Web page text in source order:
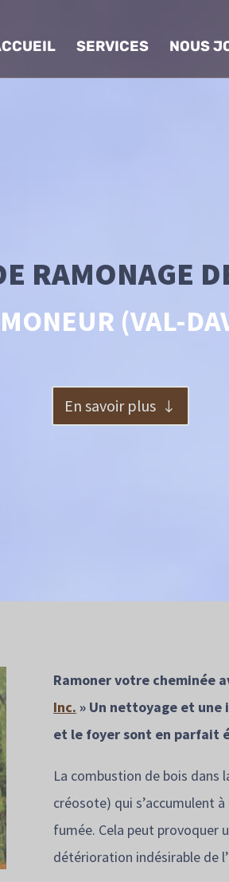
SERVICES NOUS
RAMONAGE
(VAL-
En savoir plus
Ramoner votre cheminée
Inc. » Un nettoyage et
et le foyer sont en parfait
La combustion de bois dans
créosote) qui s’accumulent
fumée. Cela peut provoquer
détérioration indésirable de